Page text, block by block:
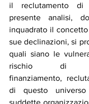
il reclutamento
presente analisi,
inquadrato il
sue declinazioni, si
quali siano le
rischio di
finanziamento,
di questo